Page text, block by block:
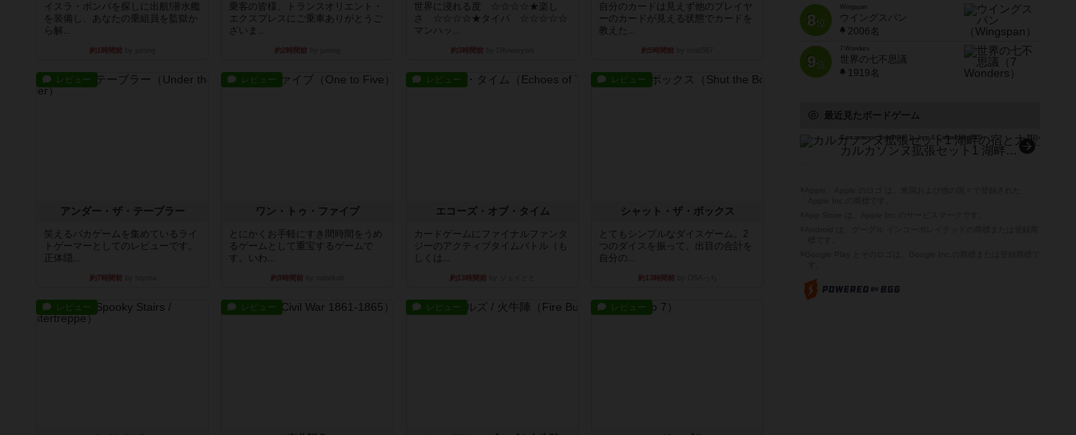
イスラ・ボンバを探しに出航!潜水艦
を装備し、あなたの乗組員を監獄か
ら解...
約1時間前
乗客の皆様、トランスオリエント・
エクスプレスにご乗車ありがとうご
ざいま...
約2時間前
世界に浸れる度 ☆☆☆☆★楽し
さ ☆☆☆☆★タイパ ☆☆☆☆☆
マンハッ...
約3時間前
自分のカードは見えず他のプレイヤ
ーのカードが見える状態でカードを
教えた...
約5時間前
レビュー
アンダー・ザ・テーブラー
笑えるバカゲームを集めているライ
トゲーマーとしてのレビューです。
正体隠...
約7時間前
レビュー
ワン・トゥ・ファイブ
とにかくお手軽にすき間時間をうめ
るゲームとして重宝するゲームで
す。いわ...
約9時間前
レビュー
エコーズ・オブ・タイム
カードゲームにファイナルファンタ
ジーのアクティブタイムバトル（も
しくは...
約13時間前
レビュー
シャット・ザ・ボックス
とてもシンプルなダイスゲーム。2
つのダイスを振って、出目の合計を
自分の...
約13時間前
レビュー レビュー レビュー レビュー
8位
Wingspan
ウイングスパン
2006名
9位
7 Wonders
世界の七不思議
1919名
最近見たボードゲーム
Carcassonne: Expansion 1 – Inns & Cathedrals: 2025
カルカソンヌ拡張セット1 湖畔の宿と大聖堂：2025